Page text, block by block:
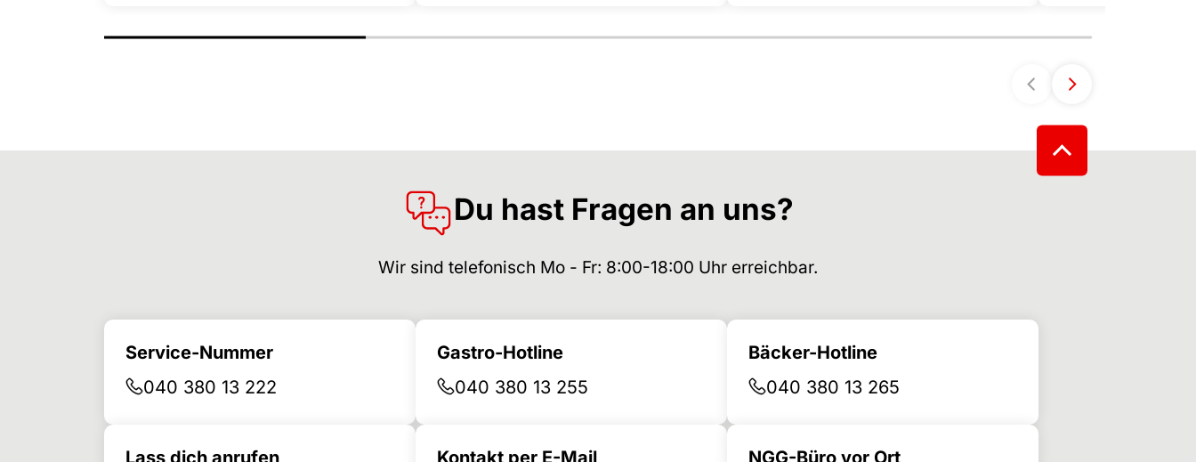
Du hast Fragen an uns?
Wir sind telefonisch Mo - Fr: 8:00-18:00 Uhr erreichbar.
Service-Nummer
040 380 13 222
Gastro-Hotline
040 380 13 255
Bäcker-Hotline
040 380 13 265
Lass dich anrufen Kontakt per E-Mail NGG-Büro vor Ort